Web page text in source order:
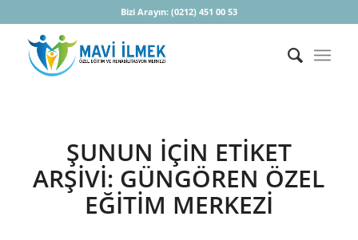
Bizi Arayın: (0212) 451 00 53
ŞUNUN IÇIN ETIKET
ARŞIVI: GÜNGÖREN ÖZEL
EĞITIM MERKEZI